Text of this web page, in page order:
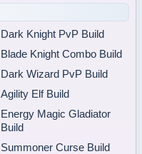
Dark Knight PvP Build
Blade Knight Combo Build
Dark Wizard PvP Build
Agility Elf Build
Energy Magic Gladiator
Build
Summoner Curse Build